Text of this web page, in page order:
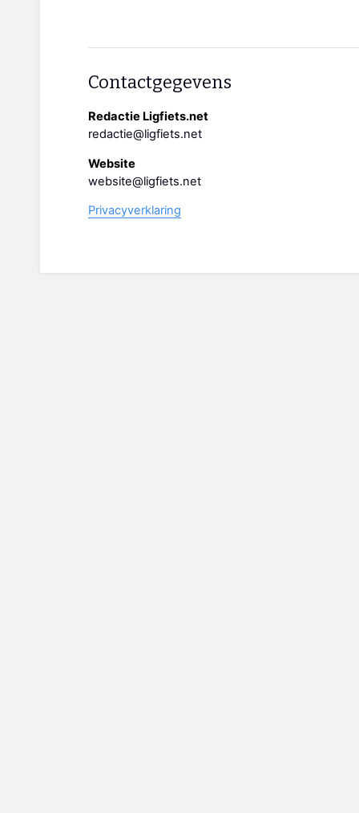
Contactgegevens
Redactie Ligfiets.net
redactie@ligfiets.net
Website
website@ligfiets.net
Privacyverklaring